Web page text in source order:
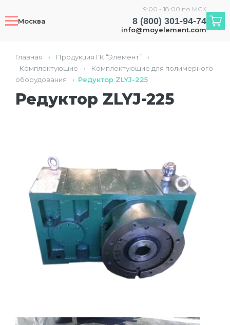
Москва
9:00 - 18:00 по МСК
8 (800) 301-94-74
info@moyelement.com
Главная › Продукция ГК “Элемент”
›
Комплектующие
›
Комплектующие для полимерного
оборудования
› Редуктор ZLYJ-225
Редуктор ZLYJ-225